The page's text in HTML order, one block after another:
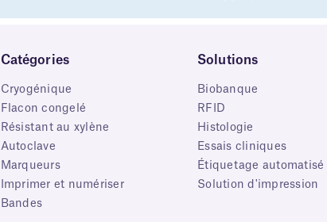
Catégories
Cryogénique
Flacon congelé
Résistant au xylène
Autoclave
Marqueurs
Imprimer et numériser
Bandes
Solutions
Biobanque
RFID
Histologie
Essais cliniques
Étiquetage automatisé
Solution d'impression